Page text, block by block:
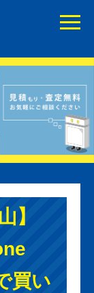
】
買い